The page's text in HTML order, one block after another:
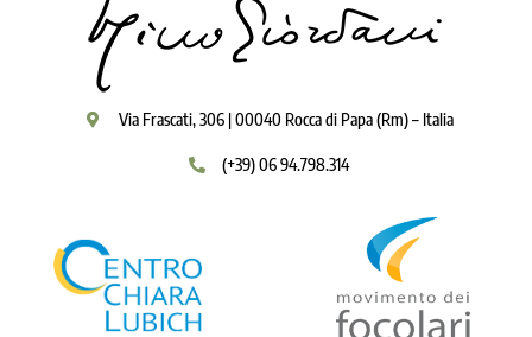
Via Frascati, 306 | 00040 Rocca di Papa (Rm) – Italia
(+39) 06 94.798.314